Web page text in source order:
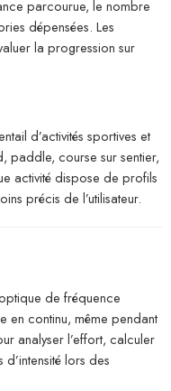
parcourue, le nombre
dépensées. Les
la progression sur
d’activités sportives et
paddle, course sur sentier,
activité dispose de profils
précis de l’utilisateur.
de fréquence
en continu, même pendant
analyser l’effort, calculer
lors des